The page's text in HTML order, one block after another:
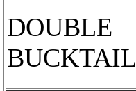
DOUBLE
BUCKTAIL